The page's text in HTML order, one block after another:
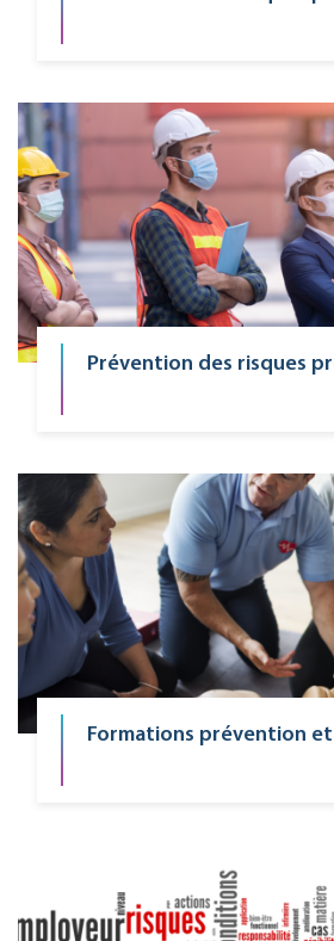
Prévention des risques
Formations prévention